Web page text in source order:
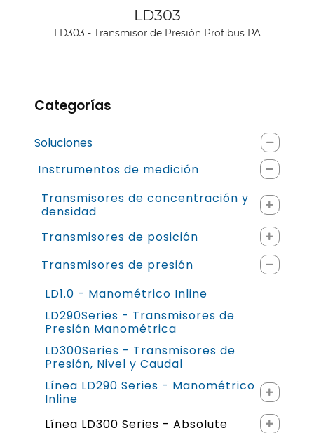
Ver producto
LD303
LD303 - Transmisor de Presión Profibus PA
Categorías
Soluciones
Instrumentos de medición
Transmisores de concentración y
densidad
Transmisores de posición
Transmisores de presión
LD1.0 - Manométrico Inline
LD290Series - Transmisores de
Presión Manométrica
LD300Series - Transmisores de
Presión, Nivel y Caudal
Línea LD290 Series - Manométrico
Inline
Línea LD300 Series - Absolute